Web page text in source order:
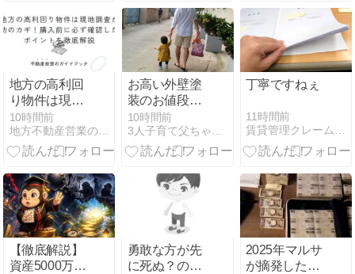
方、家賃は上
がらない…
全な運営を目
指して～
地方の高利回
り物件は現地
調査が成功の
カギ！購入前
に必ず確認し
を徹底解説
10時間前
地方不動産営業の日報
お高い外壁塗
装のお値段
は？
10時間前
丁寧ですねぇ
11時間前
【徹底解説】
資産5000万円
勇敢な方が先
に死ぬ？のお
2025年マルサ
が摘発した脱